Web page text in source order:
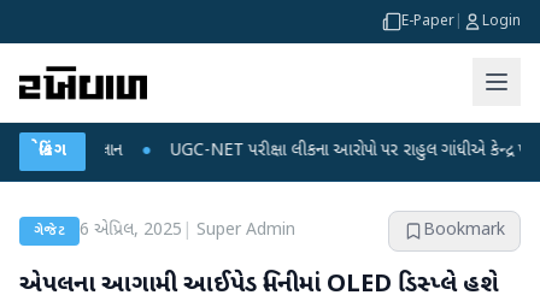
E-Paper Login
બ્રેકિંગ
● UGC-NET પરીક્ષા લીકના આરોપો પર રાહુલ ગાંધીએ કેન્દ્ર પર પ્રહાર કર્યા ●
ગેજેટ 6 એપ્રિલ, 2025 Super Admin Bookmark
એપલના આગામી આઈપેડ મિનીમાં OLED ડિસ્પ્લે હશે